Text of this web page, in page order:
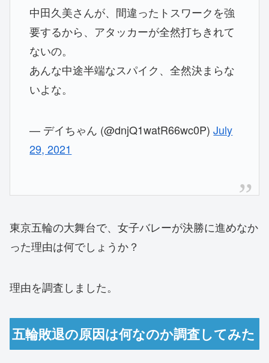
中田久美さんが、間違ったトスワークを強
要するから、アタッカーが全然打ちきれて
ないの。
あんな中途半端なスパイク、全然決まらな
いよな。
— デイちゃん (@dnjQ1watR66wc0P)July
29, 2021
東京五輪の大舞台で、女子バレーが決勝に進めなか
った理由は何でしょうか？
理由を調査しました。
五輪敗退の原因は何なのか調査してみた